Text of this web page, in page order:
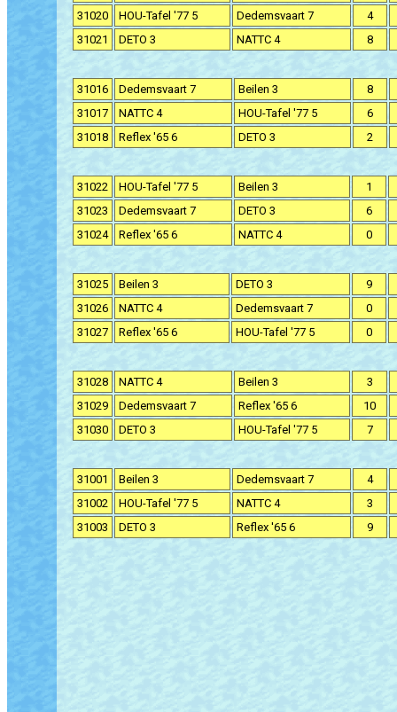
31020
HOU-Tafel '77 5 Dedemsvaart 7
4
31021
DETO 3 NATTC 4 8
31016 Dedemsvaart 7 Beilen 3
8
31017
NATTC 4 HOU-Tafel '77 5
6
31018
Reflex '65 6 DETO 3 2
31022 HOU-Tafel '77 5 Beilen 3
1
31023
Dedemsvaart 7 DETO 3
6
31024
Reflex '65 6 NATTC 4 0
31025 Beilen 3 DETO 3
9
31026
NATTC 4 Dedemsvaart 7
0
31027
Reflex '65 6 HOU-Tafel '77 5 0
31028 NATTC 4 Beilen 3
3
31029
Dedemsvaart 7 Reflex '65 6
10
31030
DETO 3 HOU-Tafel '77 5 7
31001 Beilen 3 Dedemsvaart 7
4
31002
HOU-Tafel '77 5 NATTC 4
3
31003
DETO 3 Reflex '65 6 9